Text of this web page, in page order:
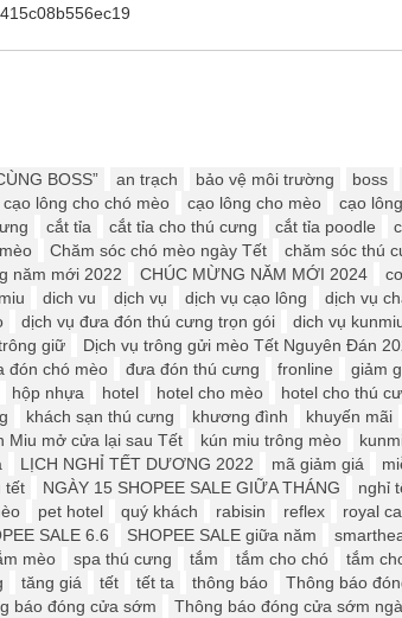
BOSS” an trạch bảo vệ môi trường boss
cạo lông cho chó mèo cạo lông cho mèo
cạo
cắt tỉa cắt tỉa cho thú cưng cắt tỉa poodle
Chăm sóc chó mèo ngày Tết chăm sóc thú
năm mới 2022 CHÚC MỪNG NĂM MỚI 2024
dich vu dịch vụ dịch vụ cạo lông
dịch vụ
dịch vụ đưa đón thú cưng trọn gói dich vụ
giữ Dịch vụ trông gửi mèo Tết Nguyên Đán
đón chó mèo đưa đón thú cưng fronline giảm
hộp nhựa hotel hotel cho mèo hotel cho thú
khách sạn thú cưng khương đình khuyến mãi
Miu mở cửa lại sau Tết kún miu trông mèo
LỊCH NGHỈ TẾT DƯƠNG 2022 mã giảm giá
tết NGÀY 15 SHOPEE SALE GIỮA THÁNG nghỉ
pet hotel quý khách rabisin reflex royal
SALE 6.6 SHOPEE SALE giữa năm
mèo spa thú cưng tắm tắm cho chó tắm
tăng giá tết tết ta thông báo Thông báo
báo đóng cửa sớm Thông báo đóng cửa sớm